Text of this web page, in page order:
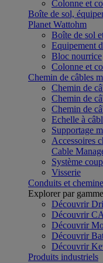
Colonne et
Boîte de sol,
Planet Wattohm
Boîte de sol
Equipement
Bloc nourrice
Colonne et
Chemin de câbles
Chemin de
Chemin de
Chemin de
Echelle à
Supportage
Accessoires
Cable
Système
Visserie
Conduits et
Explorer par gamme
Découvrir
Découvrir
Découvrir
Découvrir
Découvrir
Produits industriels